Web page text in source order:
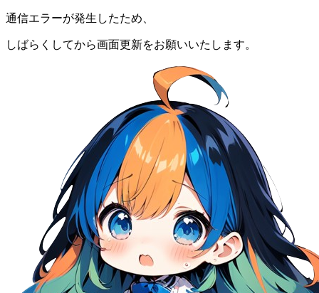
通信エラーが発生したため、
しばらくしてから画面更新をお願いいたします。